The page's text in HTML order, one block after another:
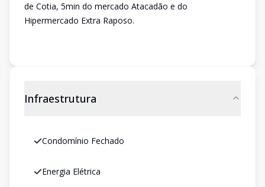
de Cotia, 5min do mercado Atacadão e do
Hipermercado Extra Raposo.
Infraestrutura
Condomínio Fechado
Energia Elétrica